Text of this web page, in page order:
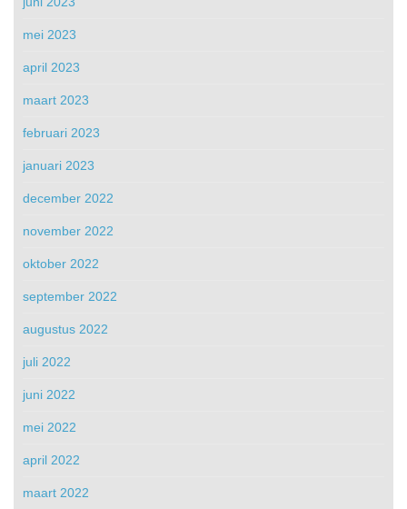
mei 2023
april 2023
maart 2023
februari 2023
januari 2023
december 2022
november 2022
oktober 2022
september 2022
augustus 2022
juli 2022
juni 2022
mei 2022
april 2022
maart 2022